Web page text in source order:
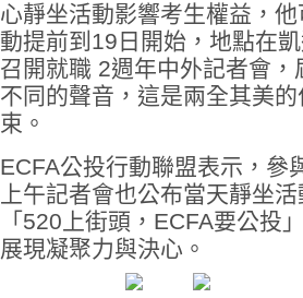
心靜坐活動影響考生權益，
動提前到19日開始，地點在
召開就職 2週年中外記者會
不同的聲音，這是兩全其美
束。
ECFA公投行動聯盟表示，參
上午記者會也公布當天靜坐
「520上街頭，ECFA要公投
展現凝聚力與決心。